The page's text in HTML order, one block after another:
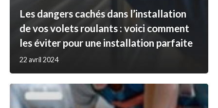
Les dangers cachés dans l’installation
de vos volets roulants : voici comment
les éviter pour une installation parfaite
22 avril 2024